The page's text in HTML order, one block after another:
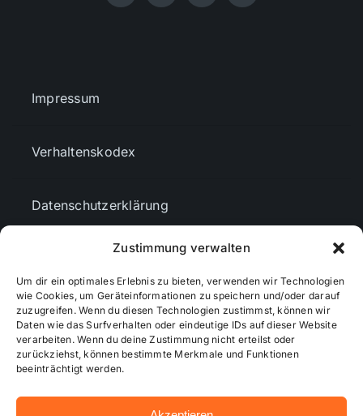
Zustimmung verwalten
Um dir ein optimales Erlebnis zu bieten, verwenden wir Technologien
wie Cookies, um Geräteinformationen zu speichern und/oder darauf
zuzugreifen. Wenn du diesen Technologien zustimmst, können wir
Daten wie das Surfverhalten oder eindeutige IDs auf dieser Website
verarbeiten. Wenn du deine Zustimmung nicht erteilst oder
zurückziehst, können bestimmte Merkmale und Funktionen
beeinträchtigt werden.
Impressum
Verhaltenskodex
Datenschutzerklärung
Cookie-Richtlinie (EU)
Mediendaten